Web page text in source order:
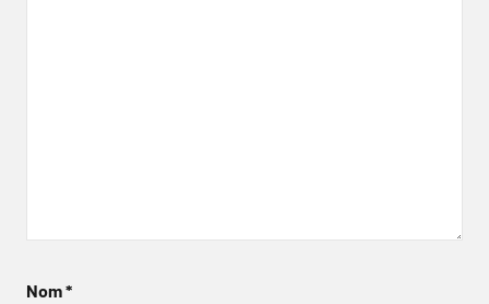
Nom*